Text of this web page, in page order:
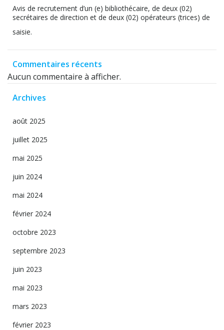
Avis de recrutement d’un (e) bibliothécaire, de deux (02)
secrétaires de direction et de deux (02) opérateurs (trices) de
saisie.
Commentaires récents
Aucun commentaire à afficher.
Archives
août 2025
juillet 2025
mai 2025
juin 2024
mai 2024
février 2024
octobre 2023
septembre 2023
juin 2023
mai 2023
mars 2023
février 2023